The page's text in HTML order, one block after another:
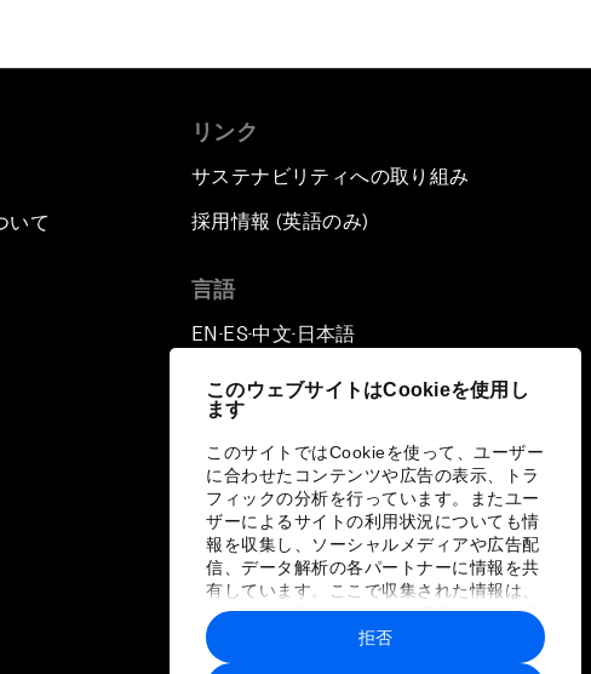
このウェブサイトはCookieを使用し
ます
このサイトではCookieを使って、ユーザー
に合わせたコンテンツや広告の表示、トラ
フィックの分析を行っています。またユー
ザーによるサイトの利用状況についても情
報を収集し、ソーシャルメディアや広告配
信、データ解析の各パートナーに情報を共
有しています。ここで収集された情報は、
ユーザーが各パートナーに提供した他の情
報や各パートナーのサービスを使用した際
に収集された情報と組み合わされ、各パー
拒否
いて
リンク
サステナビリティへの取り組み
採用情報 (英語のみ)
言語
EN ▪ ES▪中文▪ 日本語